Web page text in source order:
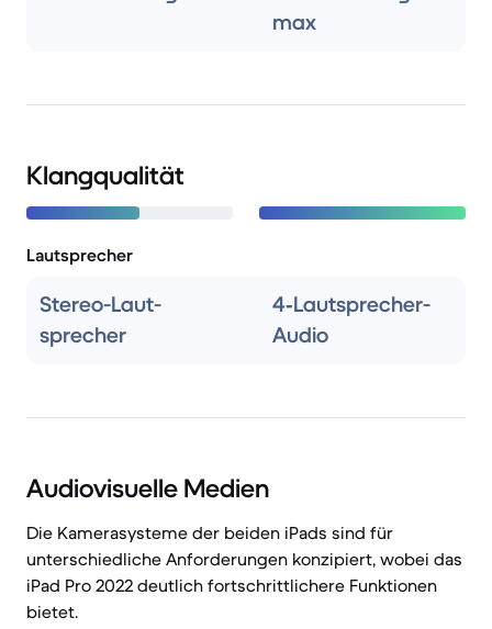
max
Klangqualität
Lautsprecher
Stereo-Laut­
sprecher
4‑Lautsprecher-
Audio
Audiovisuelle Medien
Die Kamerasysteme der beiden iPads sind für
unterschiedliche Anforderungen konzipiert, wobei das
iPad Pro 2022 deutlich fortschrittlichere Funktionen
bietet.